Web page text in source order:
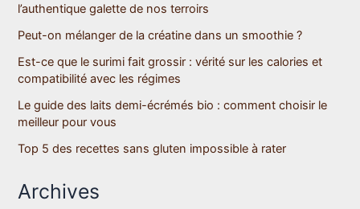
l’authentique galette de nos terroirs
Peut-on mélanger de la créatine dans un smoothie ?
Est-ce que le surimi fait grossir : vérité sur les calories et
compatibilité avec les régimes
Le guide des laits demi-écrémés bio : comment choisir le
meilleur pour vous
Top 5 des recettes sans gluten impossible à rater
Archives